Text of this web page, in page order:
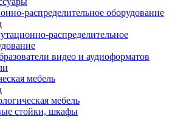
распределительное оборудование
распределительное
видео и аудиоформатов
мебель
мебель
стойки, шкафы